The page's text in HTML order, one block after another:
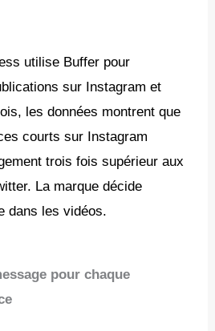
utilise Buffer pour
sur Instagram et
les données montrent que
courts sur Instagram
trois fois supérieur aux
La marque décide
dans les vidéos.
pour chaque